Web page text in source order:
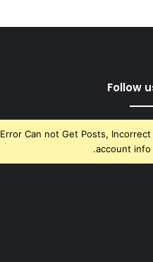
Follow
Error Can not Get Posts, Incorrect
account info.